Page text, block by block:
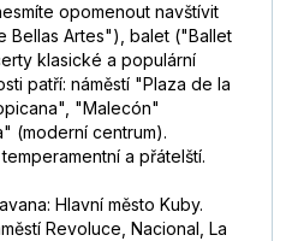
opomenout navštívit
Bellas Artes"), balet ("Ballet
klasické a populární
patří: náměstí "Plaza de la
"Malecón"
(moderní centrum).
a přátelští.
Hlavní město Kuby.
Revoluce, Nacional, La